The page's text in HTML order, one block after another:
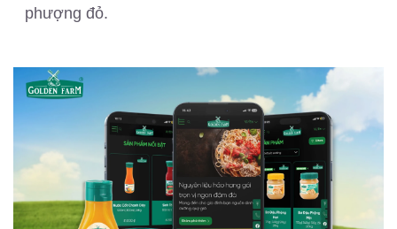
phượng đỏ.